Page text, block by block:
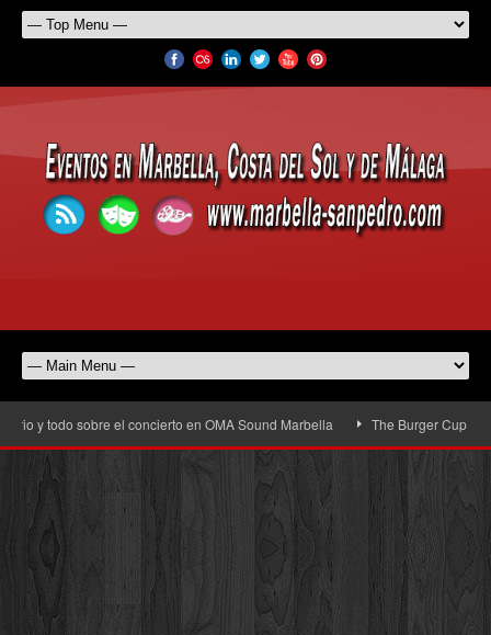
y todo sobre el concierto en OMA Sound Marbella The Burger Cup llega